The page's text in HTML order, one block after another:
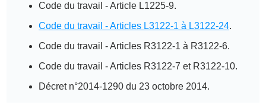
Code du travail - Article L1225-9.
Code du travail - Articles L3122-1 à L3122-24.
Code du travail - Articles R3122-1 à R3122-6.
Code du travail - Articles R3122-7 et R3122-10.
Décret n°2014-1290 du 23 octobre 2014.